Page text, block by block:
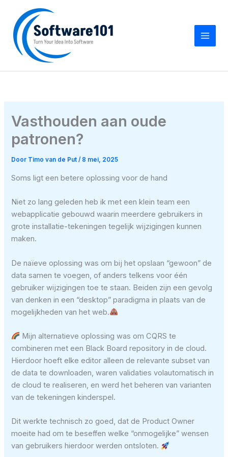
inhoud
Vasthouden aan oude
patronen?
Door Timo van de Put/ 8 mei, 2025
Soms ligt een betere oplossing voor de hand
Niet zo lang geleden heb ik met een klein team een
webapplicatie gebouwd waarin meerdere gebruikers in
grote installatie-tekeningen tegelijk wijzigingen kunnen
maken.
De naïeve oplossing was om bij het opslaan “gewoon” de
data samen te voegen, of anders telkens voor één
gebruiker wijzigingen toe te staan. Beiden zijn een gevolg
van denken in een “desktop” paradigma in plaats van de
mogelijkheden van het web.
Mijn alternatieve oplossing was om CQRS te
combineren met een Black Board repository in de cloud.
Hierdoor hoeft elke editor alleen de relevante subset van
de data te downloaden, waren validaties volautomatisch in
de cloud te realiseren, en werd het beheren van varianten
van de tekeningen kinderspel.
Dit werkte technisch zo goed, dat de Product Owner
moeite had om te beseffen welke “onmogelijke” wensen
van gebruikers hierdoor werden ontsloten.